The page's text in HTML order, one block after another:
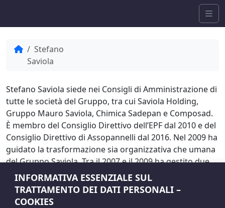
INFORMATIVA ESSENZIALE SUL
TRATTAMENTO DEI DATI PERSONALI –
COOKIES
HomeStefano
Saviola
Stefano Saviola siede nei Consigli di Amministrazione di
tutte le società del Gruppo, tra cui Saviola Holding,
Gruppo Mauro Saviola, Chimica Sadepan e Composad.
È membro del Consiglio Direttivo dell’EPF dal 2010 e del
Consiglio Direttivo di Assopannelli dal 2016. Nel 2009 ha
guidato la trasformazione sia organizzativa che umana
del Gruppo Saviola. Tra il 2007 e il 2009 ha gestito due
stabilimenti chimici del Gruppo. Parallelamente, nel
2001 aveva fondato Composad, azienda specializzata in
mobili RTA, ricoprendo il ruolo di Direttore Generale e